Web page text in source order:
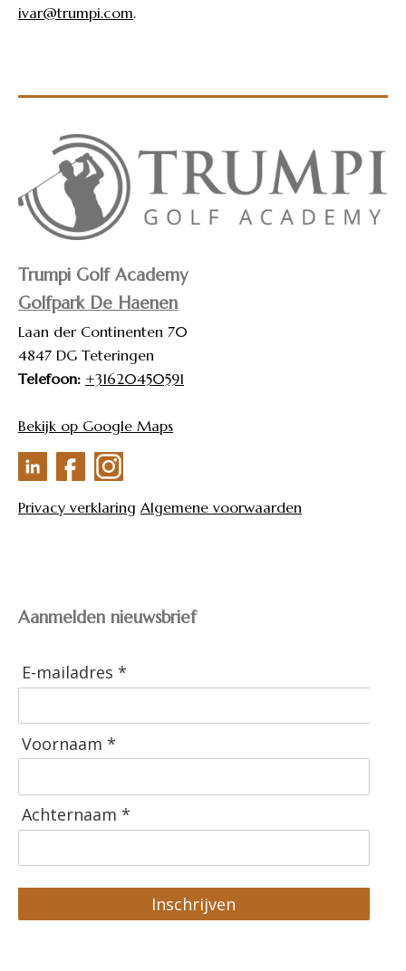
ivar@trumpi.com.
Trumpi Golf Academy
Golfpark De Haenen
Laan der Continenten 70
4847 DG Teteringen
Telefoon: +31620450591
Bekijk op Google Maps
Privacy verklaring Algemene voorwaarden
Aanmelden nieuwsbrief
E-mailadres *
Voornaam *
Achternaam *
Inschrijven